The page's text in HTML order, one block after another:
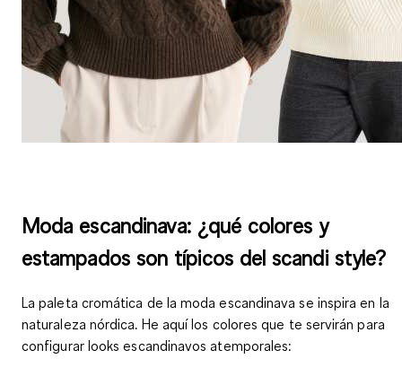
Moda escandinava: ¿qué colores y
estampados son típicos del scandi style?
La paleta cromática de la moda escandinava se inspira en la
naturaleza nórdica. He aquí los colores que te servirán para
configurar looks escandinavos atemporales: